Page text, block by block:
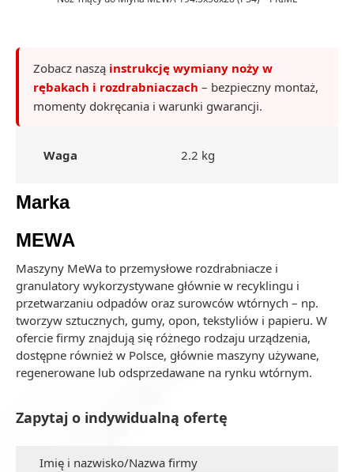
Zobacz naszą instrukcję wymiany noży w
rębakach i rozdrabniaczach – bezpieczny montaż,
momenty dokręcania i warunki gwarancji.
Waga 2.2 kg
Marka
MEWA
Maszyny MeWa to przemysłowe rozdrabniacze i
granulatory wykorzystywane głównie w recyklingu i
przetwarzaniu odpadów oraz surowców wtórnych – np.
tworzyw sztucznych, gumy, opon, tekstyliów i papieru. W
ofercie firmy znajdują się różnego rodzaju urządzenia,
dostępne również w Polsce, głównie maszyny używane,
regenerowane lub odsprzedawane na rynku wtórnym.
Zapytaj o indywidualną ofertę
Imię i nazwisko/Nazwa firmy